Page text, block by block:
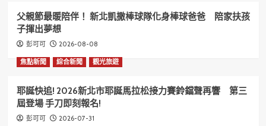
父親節最暖陪伴！ 新北凱撒棒球隊化身棒球爸爸 陪家扶孩
子揮出夢想
彭可可 2026-08-08
焦點新聞 綜合新聞 觀光旅遊
耶誕快追! 2026新北市耶誕馬拉松接力賽鈴鐺聲再響 第三
屆登場 手刀即刻報名!
彭可可 2026-07-31